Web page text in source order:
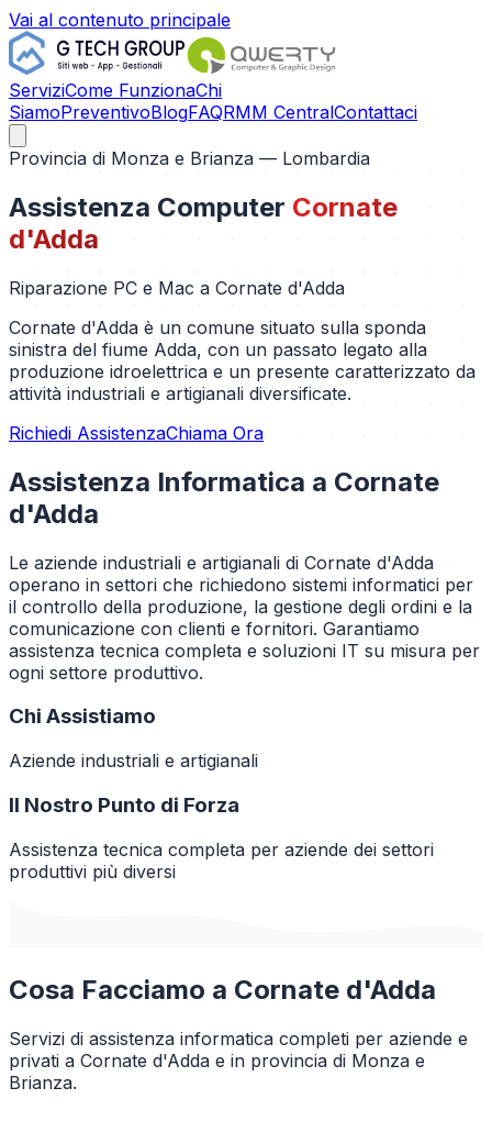
Vai al contenuto principale
ServiziCome FunzionaChi
SiamoPreventivoBlogFAQRMM CentralContattaci
Provincia di Monza e Brianza — Lombardia
Assistenza Computer Cornate
d'Adda
Riparazione PC e Mac a Cornate d'Adda
Cornate d'Adda è un comune situato sulla sponda
sinistra del fiume Adda, con un passato legato alla
produzione idroelettrica e un presente caratterizzato da
attività industriali e artigianali diversificate.
Richiedi AssistenzaChiama Ora
Assistenza Informatica a Cornate
d'Adda
Le aziende industriali e artigianali di Cornate d'Adda
operano in settori che richiedono sistemi informatici per
il controllo della produzione, la gestione degli ordini e la
comunicazione con clienti e fornitori. Garantiamo
assistenza tecnica completa e soluzioni IT su misura per
ogni settore produttivo.
Chi Assistiamo
Aziende industriali e artigianali
Il Nostro Punto di Forza
Assistenza tecnica completa per aziende dei settori
produttivi più diversi
Cosa Facciamo a Cornate d'Adda
Servizi di assistenza informatica completi per aziende e
privati a Cornate d'Adda e in provincia di Monza e
Brianza.